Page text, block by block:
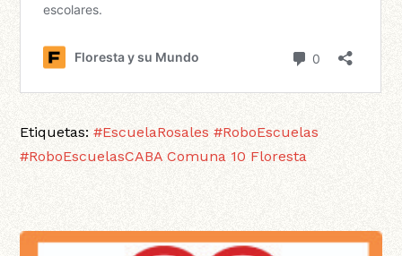
Etiquetas:#EscuelaRosales #RoboEscuelas
#RoboEscuelasCABA Comuna 10 Floresta